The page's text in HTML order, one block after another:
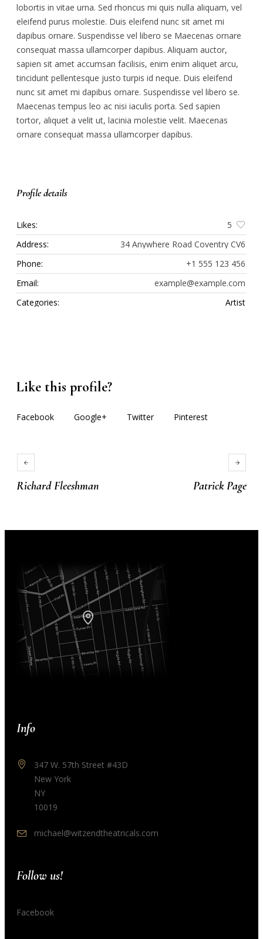
lobortis in vitae urna. Sed rhoncus mi quis nulla aliquam, vel
eleifend purus molestie. Duis eleifend nunc sit amet mi
dapibus ornare. Suspendisse vel libero se Maecenas ornare
consequat massa ullamcorper dapibus. Aliquam auctor,
sapien sit amet accumsan facilisis, enim enim aliquet arcu,
tincidunt pellentesque justo turpis id neque. Duis eleifend
nunc sit amet mi dapibus ornare. Suspendisse vel libero se.
Maecenas tempus leo ac nisi iaculis porta. Sed sapien
tortor, aliquet a velit ut, lacinia molestie velit. Maecenas
ornare consequat massa ullamcorper dapibus.
Profile details
Likes:
5
Address:
34 Anywhere Road Coventry CV6
Phone:
+1 555 123 456
Email:
example@example.com
Categories:
Artist
Like this profile?
Facebook Google+ Twitter Pinterest
Richard Fleeshman Patrick Page
Info
347 W. 57th Street #43D
New York
NY
10019
michael@witzendtheatricals.com
Follow us!
Facebook